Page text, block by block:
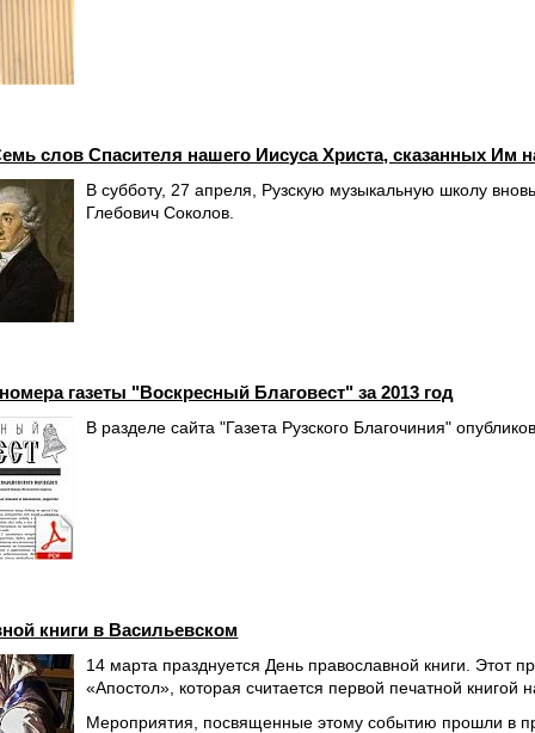
слов Спасителя нашего Иисуса Христа, сказанных Им
В субботу, 27 апреля, Рузскую музыкальную школу
Глебович Соколов.
газеты "Воскресный Благовест" за 2013 год
В разделе сайта "Газета Рузского Благочиния"
книги в Васильевском
14 марта празднуется День православной книги. Этот
«Апостол», которая считается первой печатной книгой
Мероприятия, посвященные этому событию прошли в